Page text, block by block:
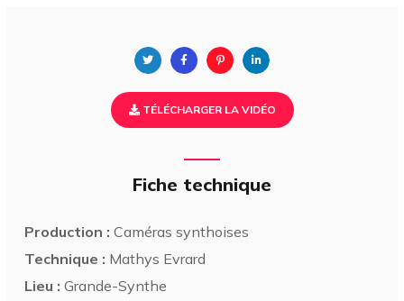
TÉLÉCHARGER LA VIDÉO
Fiche technique
Production : Caméras synthoises
Technique : Mathys Evrard
Lieu : Grande-Synthe